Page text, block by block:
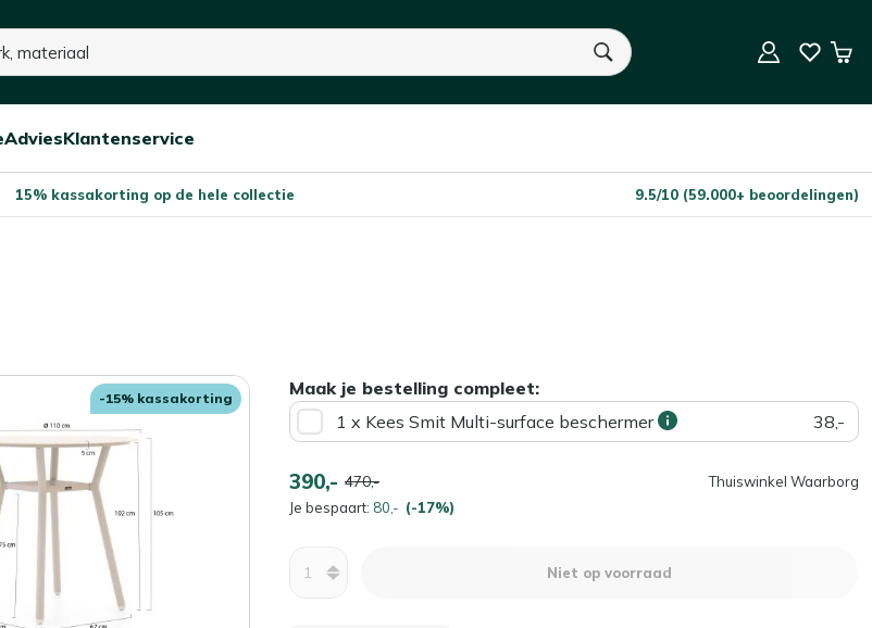
U heeft geen product(en) in uw winkelwagen.
Open/sluit
Advies
Open/sluit
Klantenservice
15% kassakorting op de hele collectie 9.5/10 (59.000+ beoordelingen)
-15% kassakorting
Maak je bestelling compleet:
1 x Kees Smit Multi-surface beschermer
38,-
390,- 470,-
Je bespaart: 80,- (-17%)
Thuiswinkel Waarborg
Niet op voorraad
Niet op voorraad